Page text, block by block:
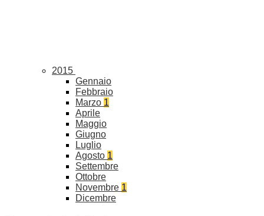
2015
Gennaio
Febbraio
Marzo 1
Aprile
Maggio
Giugno
Luglio
Agosto 1
Settembre
Ottobre
Novembre 1
Dicembre